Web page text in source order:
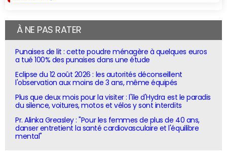
À NE PAS RATER
Punaises de lit : cette poudre ménagère à quelques euros
a tué 100% des punaises dans une étude
Eclipse du 12 août 2026 : les autorités déconseillent
l'observation aux moins de 3 ans, même équipés
Plus que deux mois pour la visiter : l'île d'Hydra est le paradis
du silence, voitures, motos et vélos y sont interdits
Pr. Alinka Greasley : "Pour les femmes de plus de 40 ans,
danser entretient la santé cardiovasculaire et l'équilibre
mental"